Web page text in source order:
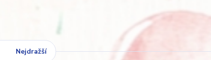
Nejdražší